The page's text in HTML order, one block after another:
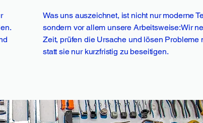
Was uns auszeichnet, ist nicht nur moderne
sondern vor allem unsere Arbeitsweise:Wir
Zeit, prüfen die Ursache und lösen Probleme
statt sie nur kurzfristig zu beseitigen.